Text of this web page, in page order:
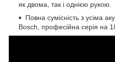
як двома, так і однією рукою.
Повна сумісність з усіма
Bosch, професійна серія на